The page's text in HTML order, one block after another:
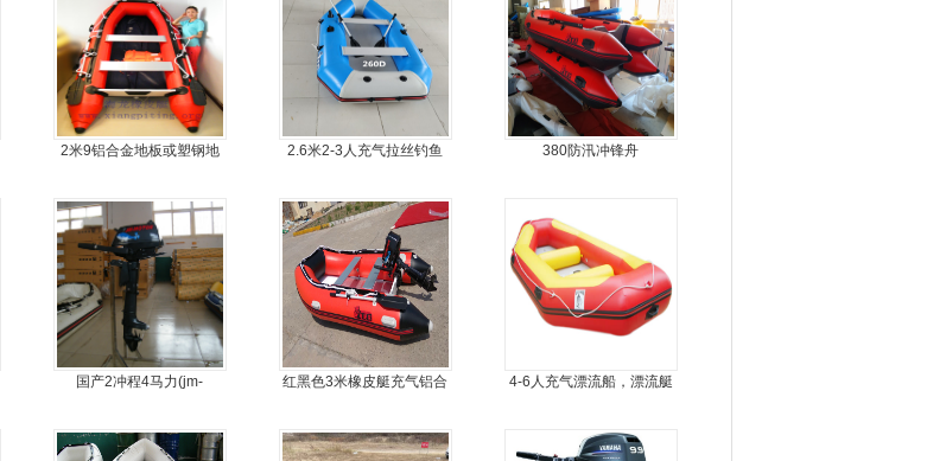
2米9铝合金地板或塑钢地
2.6米2-3人充气拉丝钓鱼
380防汛冲锋舟
国产2冲程4马力(jm-
红黑色3米橡皮艇充气铝合
4-6人充气漂流船，漂流艇